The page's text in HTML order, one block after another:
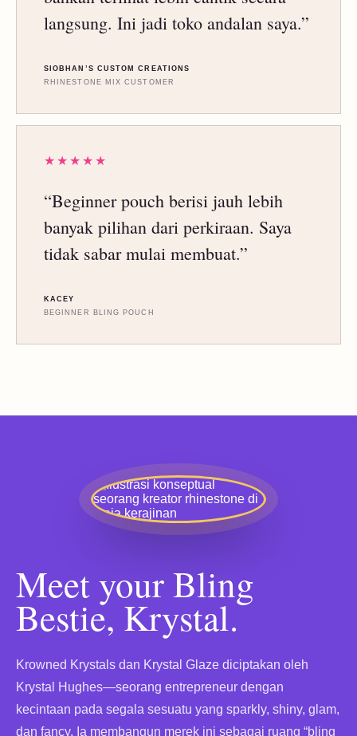
langsung. Ini jadi toko andalan saya.”
SIOBHAN’S CUSTOM CREATIONS
RHINESTONE MIX CUSTOMER
★★★★★
“Beginner pouch berisi jauh lebih
banyak pilihan dari perkiraan. Saya
tidak sabar mulai membuat.”
KACEY
BEGINNER BLING POUCH
Meet your Bling
Bestie, Krystal.
Krowned Krystals dan Krystal Glaze diciptakan oleh
Krystal Hughes—seorang entrepreneur dengan
kecintaan pada segala sesuatu yang sparkly, shiny, glam,
dan fancy. Ia membangun merek ini sebagai ruang “bling